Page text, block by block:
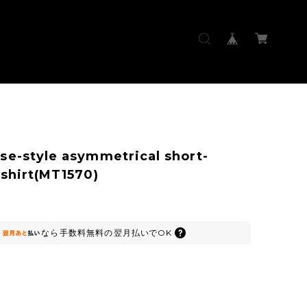
style asymmetrical short-
なら 手数料無料の翌月払いでOK